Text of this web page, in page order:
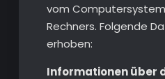
vom
Rechners. Folgende
erhoben:
Informationen über